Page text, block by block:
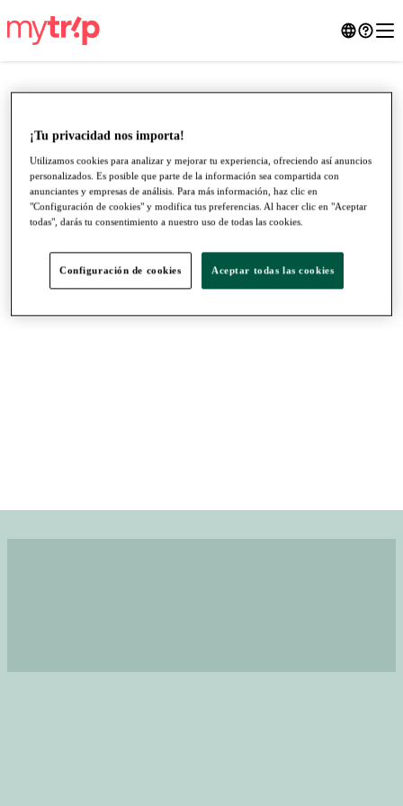
●●●
¡Tu privacidad nos importa!
Utilizamos cookies para analizar y mejorar tu experiencia, ofreciendo así anuncios
personalizados. Es posible que parte de la información sea compartida con
anunciantes y empresas de análisis. Para más información, haz clic en
"Configuración de cookies" y modifica tus preferencias. Al hacer clic en "Aceptar
todas", darás tu consentimiento a nuestro uso de todas las cookies.
Configuración de cookies Aceptar todas las cookies